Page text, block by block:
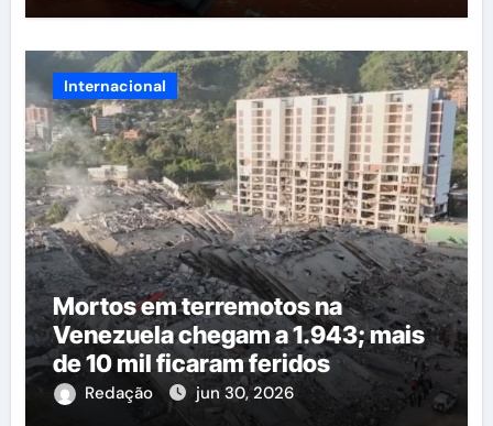
Internacional
Mortos em terremotos na
Venezuela chegam a 1.943; mais
de 10 mil ficaram feridos
Redação jun 30, 2026